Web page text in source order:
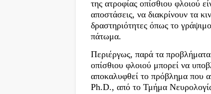
της ατροφίας οπίσθιου φλοιού
αποστάσεις, να διακρίνουν τα
δραστηριότητες όπως το
πάτωμα.
Περιέργως, παρά τα
οπίσθιου φλοιού μπορεί να
αποκαλυφθεί το πρόβλημα που
Ph.D., από το Τμήμα